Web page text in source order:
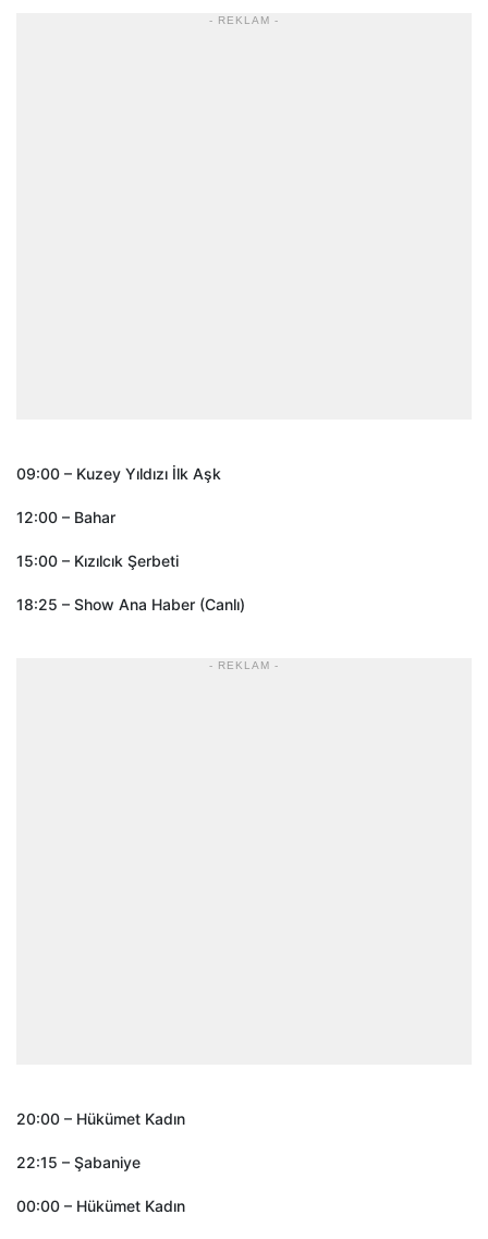
- REKLAM -
09:00 – Kuzey Yıldızı İlk Aşk
12:00 – Bahar
15:00 – Kızılcık Şerbeti
18:25 – Show Ana Haber (Canlı)
- REKLAM -
20:00 – Hükümet Kadın
22:15 – Şabaniye
00:00 – Hükümet Kadın